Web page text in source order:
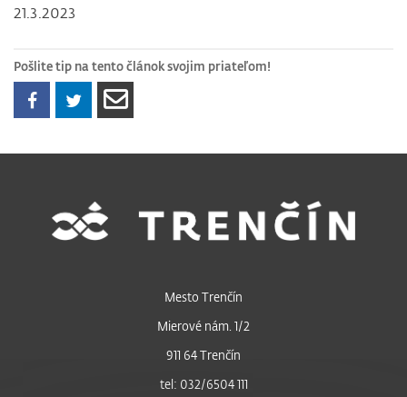
21.3.2023
Pošlite tip na tento článok svojim priateľom!
Mesto Trenčín
Mierové nám. 1/2
911 64 Trenčín
tel: 032/6504 111